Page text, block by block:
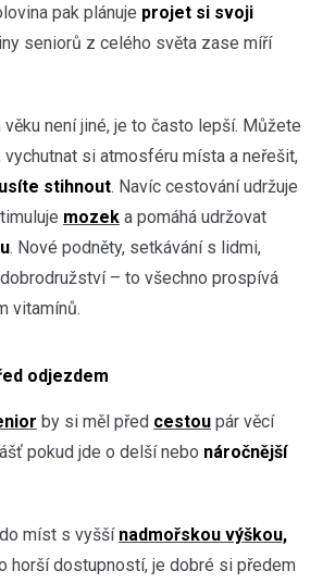
pak plánuje projet si svoji
seniorů z celého světa zase míří
není jiné, je to často lepší. Můžete
vychutnat si atmosféru místa a neřešit,
stihnout. Navíc cestování udržuje
mozek a pomáhá udržovat
. Nové podněty, setkávání s lidmi,
– to všechno prospívá
vitamínů.
odjezdem
by si měl před cestou pár věcí
pokud jde o delší nebo náročnější
míst s vyšší nadmořskou výškou,
horší dostupností, je dobré si předem